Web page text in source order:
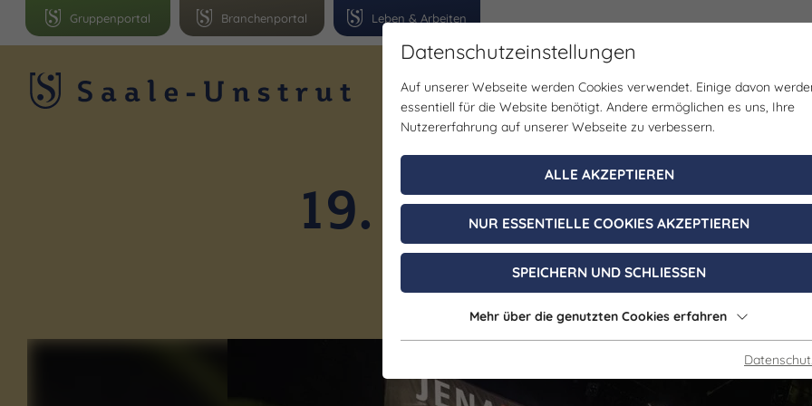
Leben & Arbeiten
Branchenportal
Gruppenportal
Region Erlebnisse Veranstaltungen Planen
Bälle/Tanz | Bühne/Theater | Musik
19. Jenaer Big
31. Oktober 2026, 20:00 - 23:59 Uhr
Datenschutzeinstellungen
Auf unserer Webseite werden Cookies verwendet. Einige davon
essentiell für die Website benötigt. Andere ermöglichen es uns, Ihre
Nutzererfahrung auf unserer Webseite zu verbessern.
ALLE AKZEPTIEREN
NUR ESSENTIELLE COOKIES AKZEPTIEREN
SPEICHERN UND SCHLIESSEN
Mehr über die genutzten Cookies erfahren